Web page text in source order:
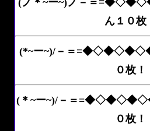
(ノ＊~ー~)ノ－＝
ん１０枚
(*~ー~)/－＝
０枚！
(＊~ー~)/－＝
０枚！